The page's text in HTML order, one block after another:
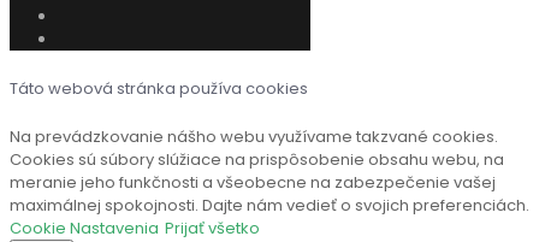
Táto webová stránka používa cookies
Na prevádzkovanie nášho webu využívame takzvané cookies.
Cookies sú súbory slúžiace na prispôsobenie obsahu webu, na
meranie jeho funkčnosti a všeobecne na zabezpečenie vašej
maximálnej spokojnosti. Dajte nám vedieť o svojich preferenciách.
Cookie Nastavenia Prijať všetko